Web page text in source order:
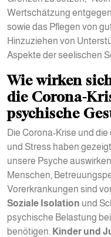
Wertschätzung
sowie das Pflegen von
Hinzuziehen von
Aspekte der seelischen
Wie wirken
die Corona-
psychische
Die Corona-Krise und
und Stress haben
unsere Psyche
Menschen,
Vorerkrankungen sind
Soziale Isolation und
psychische Belastung
benötigen. Kinder und